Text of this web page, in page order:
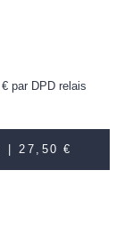
par DPD relais
| 27,50 €